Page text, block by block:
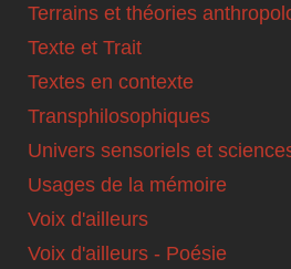
Terrains et théories
Texte et Trait
Textes en contexte
Transphilosophiques
Univers sensoriels et
Usages de la mémoire
Voix d'ailleurs
Voix d'ailleurs - Poésie